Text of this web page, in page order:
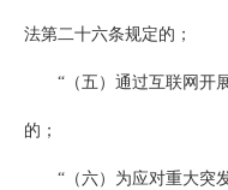
法第二十六条规定的；
“（五）通过互联网开
的；
“（六）为应对重大突